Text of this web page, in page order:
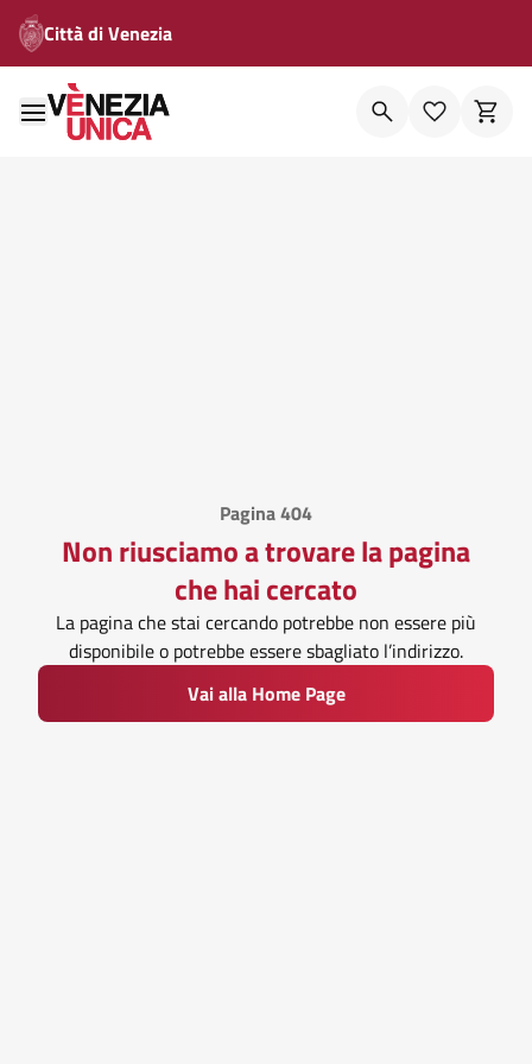
Città di Venezia
Pagina 404
Non riusciamo a trovare la pagina
che hai cercato
La pagina che stai cercando potrebbe non essere più
disponibile o potrebbe essere sbagliato l’indirizzo.
Vai alla Home Page